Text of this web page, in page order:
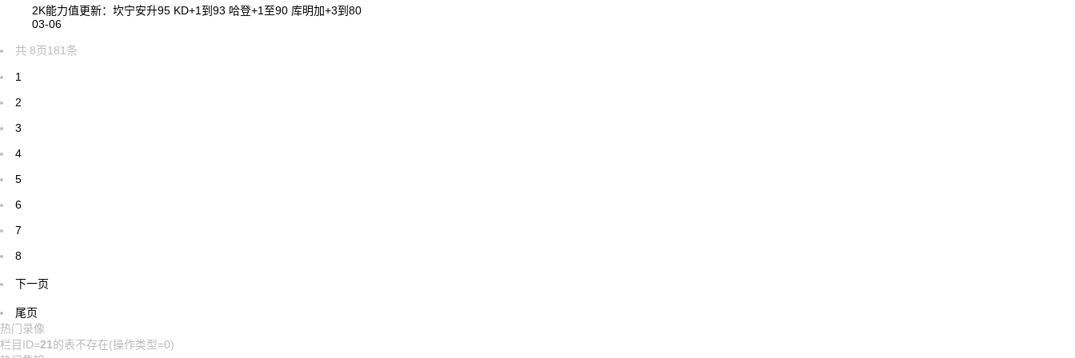
2K能力值更新：坎宁安升95 KD+1到93 哈登+1至90 库明加+3到80
03-06
共 8页181 条
1
2
3
4
5
6
7
8
下一页
尾页
热门录像
栏目ID=21的表不存在(操作类型=0)